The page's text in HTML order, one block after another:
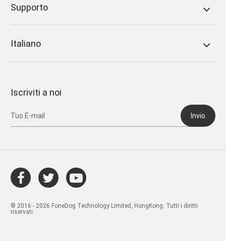
Supporto
Italiano
Iscriviti a noi
Invio
© 2016 - 2026 FoneDog Technology Limited, HongKong. Tutti i diritti
riservati.